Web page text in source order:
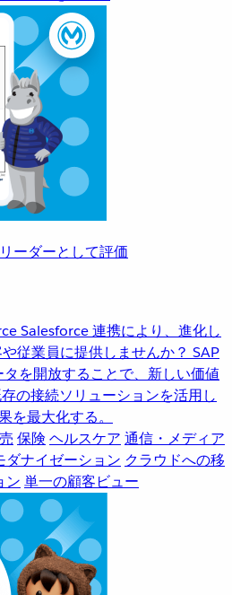
ーダーとして評価
Salesforce 連携により、進化し
従業員に提供しませんか？ SAP
を開放することで、新しい価値
の接続ソリューションを活用し
最大化する。
保険 ヘルスケア 通信・メディア
ダナイゼーション クラウドへの移
ン 単一の顧客ビュー